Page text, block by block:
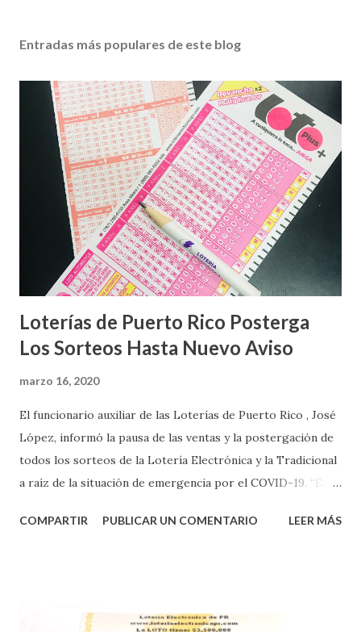
Entradas más populares de este blog
Loterías de Puerto Rico Posterga
Los Sorteos Hasta Nuevo Aviso
marzo 16, 2020
El funcionario auxiliar de las Loterías de Puerto Rico , José
López, informó la pausa de las ventas y la postergación de
todos los sorteos de la Lotería Electrónica y la Tradicional
a raíz de la situación de emergencia por el COVID-19. “En
proteger la salud de nuestros empleados, vendedores y
instantáneos”, indicó López. Sobre el sorteo de Powerball,
COMPARTIR PUBLICAR UN COMENTARIO LEER MÁS